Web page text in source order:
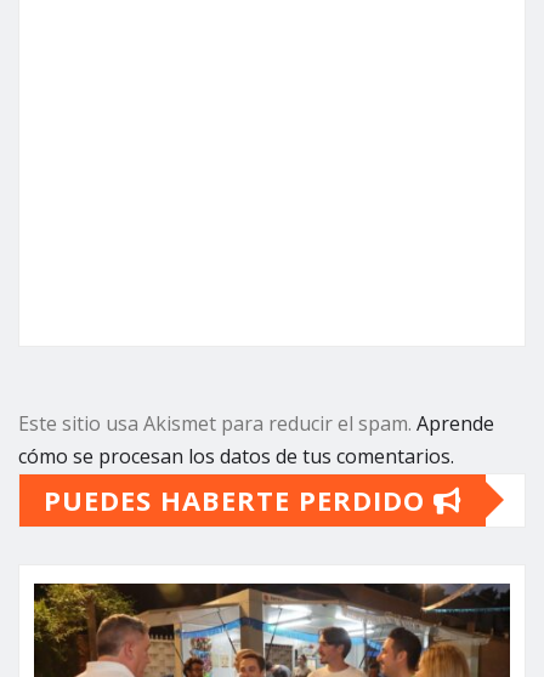
Este sitio usa Akismet para reducir el spam. Aprende
cómo se procesan los datos de tus comentarios.
PUEDES HABERTE PERDIDO